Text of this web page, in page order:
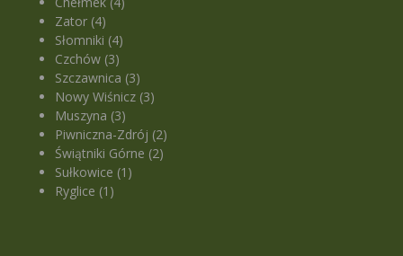
Zator (4)
Słomniki (4)
Czchów (3)
Szczawnica (3)
Nowy Wiśnicz (3)
Muszyna (3)
Piwniczna-Zdrój (2)
Świątniki Górne (2)
Sułkowice (1)
Ryglice (1)